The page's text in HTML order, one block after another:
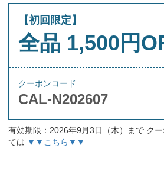
【初回限定】
全品 1,500円
クーポンコード
CAL-N202607
有効期限：2026年9月3日（木）まで ク
ては ▼▼こちら▼▼